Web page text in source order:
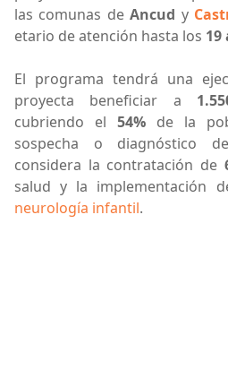
las comunas deAncud y
etario de atención hasta los 19
El programa tendrá una
proyecta beneficiar a
cubriendo el 54% de la
sospecha o diagnóstico
considera la contratación de
salud y la implementación
neurología infantil.